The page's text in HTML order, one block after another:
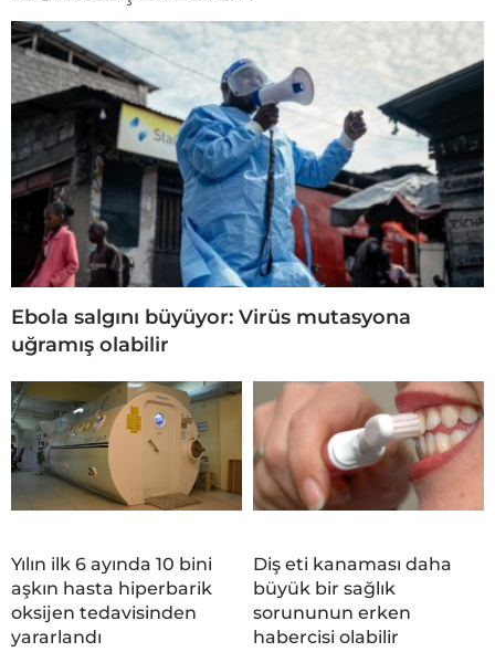
Ebola salgını büyüyor: Virüs mutasyona
uğramış olabilir
Yılın ilk 6 ayında 10 bini
aşkın hasta hiperbarik
oksijen tedavisinden
yararlandı
Diş eti kanaması daha
büyük bir sağlık
sorununun erken
habercisi olabilir